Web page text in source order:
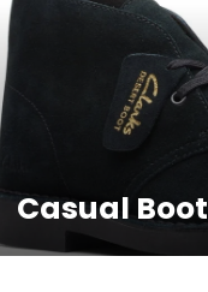
Casual Boot